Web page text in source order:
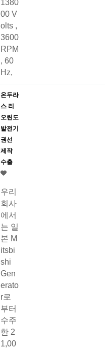
1380
00 V
olts ,
3600
RPM
, 60
Hz,
온두라
스 리
오린도
발전기
권선
제작
수출
우리
회사
에서
는 일
본 M
itsbi
shi
Gen
erato
r로
부터
수주
한 2
1,00